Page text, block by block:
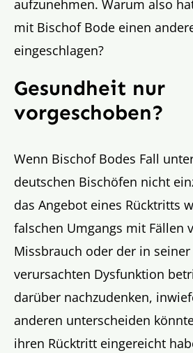
aufzunehmen. Warum also
mit Bischof Bode einen
eingeschlagen?
Gesundheit nur
vorgeschoben?
Wenn Bischof Bodes Fall
deutschen Bischöfen nicht
das Angebot eines Rücktritts
falschen Umgangs mit Fällen
Missbrauch oder der in seiner
verursachten Dysfunktion
darüber nachzudenken,
anderen unterscheiden
ihren Rücktritt eingereicht